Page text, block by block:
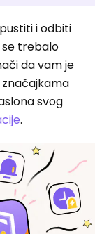
i odbiti
se trebalo
da vam je
svog
.